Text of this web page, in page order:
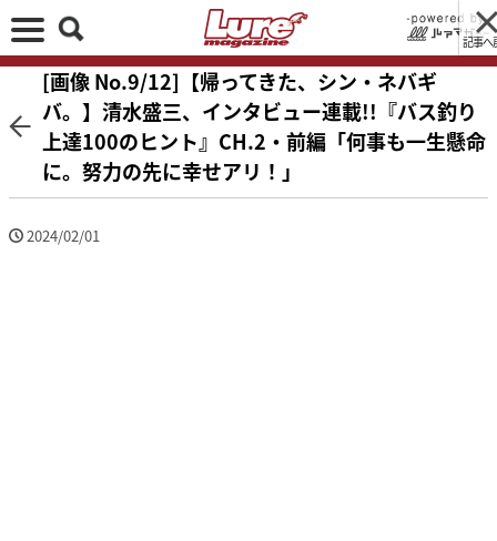
記事へ
[画像 No.9/12]【帰ってきた、シン・ネバギ
バ。】清水盛三、インタビュー連載!!『バス釣り
上達100のヒント』CH.2・前編「何事も一生懸命
に。努力の先に幸せアリ！」
2024/02/01